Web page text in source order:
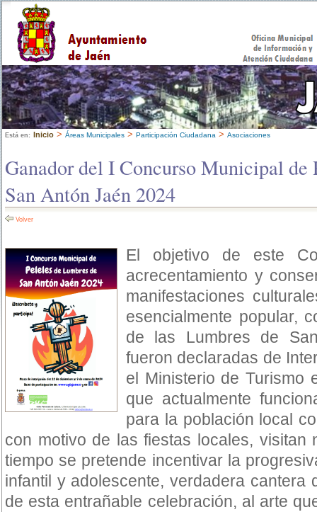
Está en: Inicio > Áreas Municipales > Participación Ciudadana > Asociaciones
Ganador del I Concurso Municipal de
San Antón Jaén 2024
Volver
El objetivo de este
acrecentamiento y
manifestaciones
esencialmente popular,
de las Lumbres de
fueron declaradas de
el Ministerio de Turismo
que actualmente
para la población local
con motivo de las fiestas locales, visitan
tiempo se pretende incentivar la
infantil y adolescente, verdadera cantera
de esta entrañable celebración, al arte